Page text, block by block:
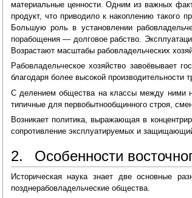
материальные ценности. Одним из важных
продукт, что приводило к накоплению такого
Большую роль в установлении
порабощения — долговое рабство.
Возрастают масштабы рабовладельческих
Рабовладельческое хозяйство
благодаря более высокой производительности
С делением общества на классы между ними
типичные для первобытнообщинного строя,
Возникает политика, выражающая в
сопротивление эксплуатируемых и
2. Особенности
Историческая наука знает две основные
позднерабовладельческие общества.